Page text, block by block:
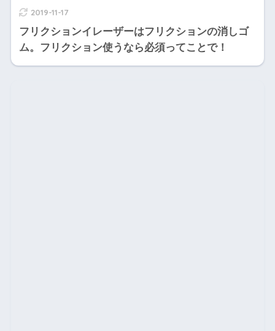
2019-11-17
フリクションイレーザーはフリクションの消しゴ
ム。フリクション使うなら必須ってことで！